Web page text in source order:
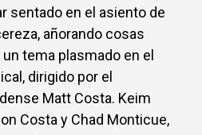
sentado en el asiento de
añorando cosas
tema plasmado en el
dirigido por el
Matt Costa. Keim
Costa y Chad Monticue,